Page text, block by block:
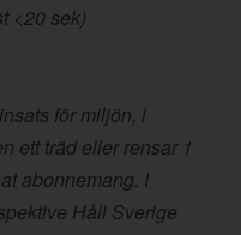
<20 sek)
för miljön, i
ett träd eller rensar 1
abonnemang. I
Håll Sverige